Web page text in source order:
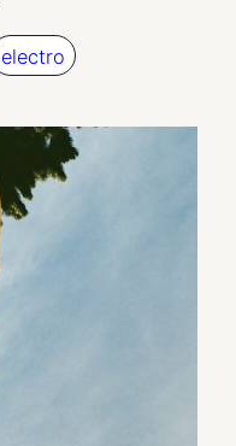
electro